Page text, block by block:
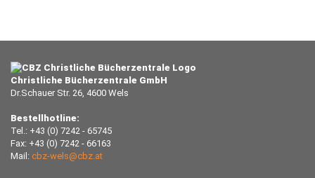
Christliche Bücherzentrale GmbH
Dr.Schauer Str. 26, 4600 Wels
Bestellhotline:
Tel.: +43 (0) 7242 - 65745
Fax: +43 (0) 7242 - 66163
Mail: cbz-wels@cbz.at